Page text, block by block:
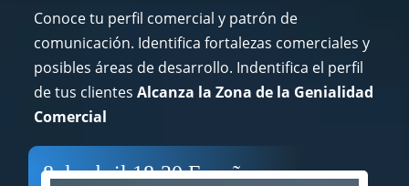
Conoce tu perfil comercial y patrón de
comunicación. Identifica fortalezas comerciales y
posibles áreas de desarrollo. Indentifica el perfil
de tus clientesAlcanza la Zona de la Genialidad
Comercial
8 de abril 18:30 España